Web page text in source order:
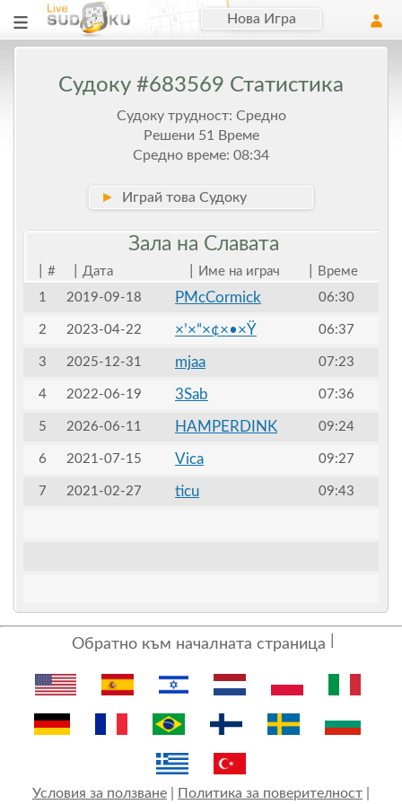
Нова Игра
Судоку #683569 Статистика
Судоку трудност: Средно
Решени 51 Време
Средно време: 08:34
► Играй това Судоку
Зала на Славата
# Дата Име на играч
Време
1
2019-09-18 PMcCormick 06:30
2 2023-04-22 ×’×“×¢×•×Ÿ 06:37
3 2025-12-31 mjaa 07:23
4 2022-06-19 3Sab 07:36
5 2026-06-11 HAMPERDINK 09:24
6 2021-07-15 Vica 09:27
7 2021-02-27 ticu 09:43
Обратно към началната страница
Условия за ползване Политика за поверителност